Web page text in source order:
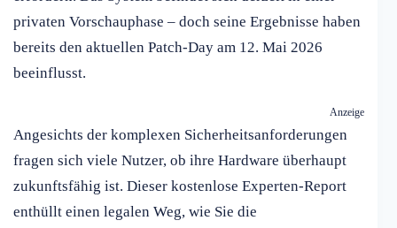
privaten Vorschauphase – doch seine Ergebnisse haben
bereits den aktuellen Patch-Day am 12. Mai 2026
beeinflusst.
Anzeige
Angesichts der komplexen Sicherheitsanforderungen
fragen sich viele Nutzer, ob ihre Hardware überhaupt
zukunftsfähig ist. Dieser kostenlose Experten-Report
enthüllt einen legalen Weg, wie Sie die